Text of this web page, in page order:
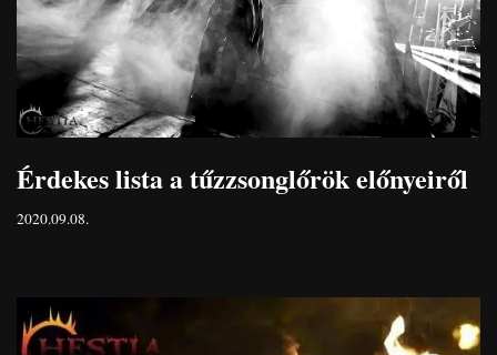
Érdekes lista a tűzzsonglőrök előnyeiről
2020.09.08.